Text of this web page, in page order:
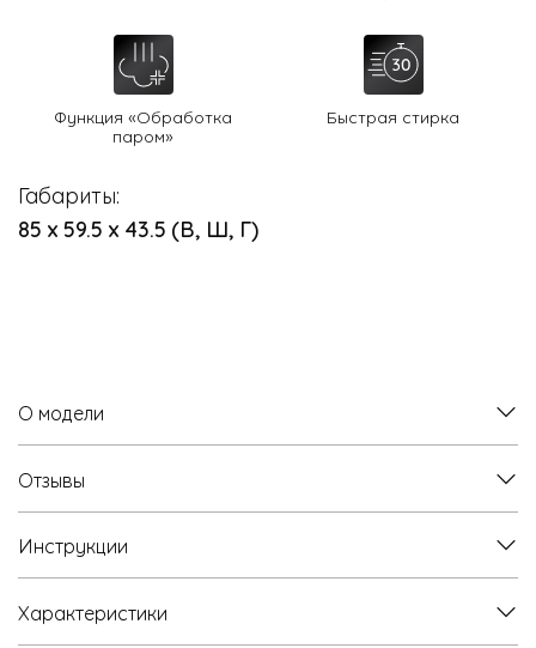
Функция «Обработка
паром»
Быстрая стирка
Габариты:
85 х 59.5 х 43.5 (В, Ш, Г)
О модели
Отзывы
Инструкции
Характеристики